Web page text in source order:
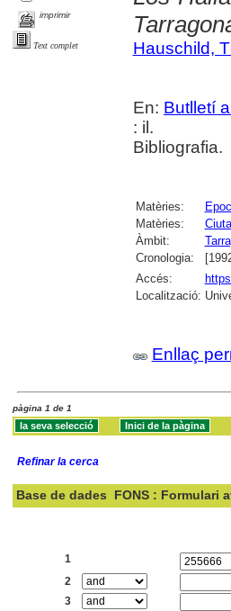
imprimir
Text complet
Hauschild,
En: Butlletí
: il.
Bibliografia.
Matèries:
Matèries:
Àmbit:
Cronologia:
Accés:
Localització:
Enllaç
pàgina 1 de 1
Refinar la cerca
Base de dades FONS : Formulari
1
2
3